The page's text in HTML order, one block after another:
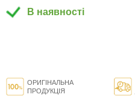
В наявності
ОРИГІНАЛЬНА
ПРОДУКЦІЯ